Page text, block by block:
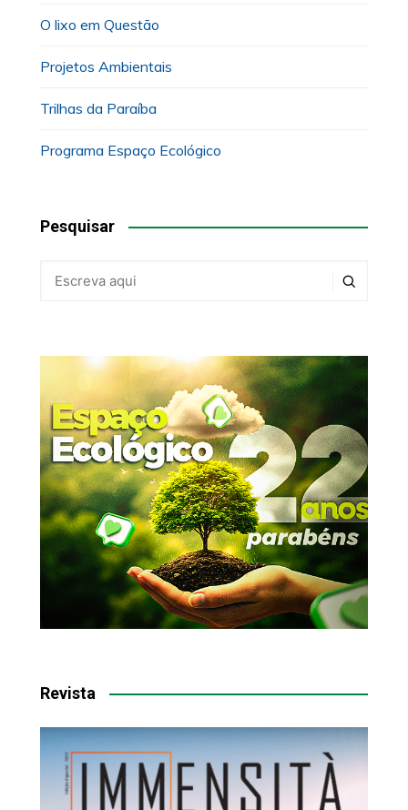
O lixo em Questão
Projetos Ambientais
Trilhas da Paraíba
Programa Espaço Ecológico
Pesquisar
Revista